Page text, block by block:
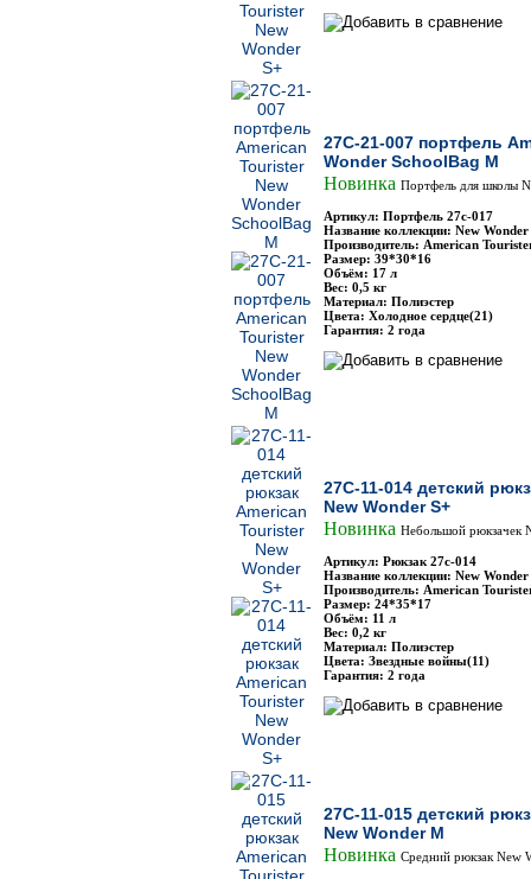
27C-21-007 портфель
Wonder SchoolBag M
Новинка Портфель для школы
Артикул: Портфель 27с-017
Название коллекции: New
Производитель: American
Размер: 39*30*16
Объём: 17 л
Вес: 0,5 кг
Материал: Полиэстер
Цвета: Холодное сердце(21)
Гарантия: 2 года
27C-11-014 детский
New Wonder S+
Новинка Небольшой рюкзачек
Артикул: Рюкзак 27с-014
Название коллекции: New
Производитель: American
Размер: 24*35*17
Объём: 11 л
Вес: 0,2 кг
Материал: Полиэстер
Цвета: Звездные войны(11)
Гарантия: 2 года
27C-11-015 детский
New Wonder M
Новинка Средний рюкзак New